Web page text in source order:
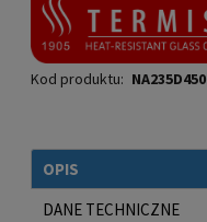
Kod produktu: NA235D450
OPIS
DANE TECHNICZNE